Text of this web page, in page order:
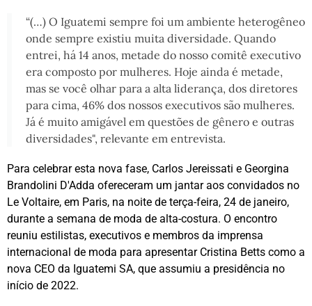
“(…) O Iguatemi sempre foi um ambiente heterogêneo
onde sempre existiu muita diversidade. Quando
entrei, há 14 anos, metade do nosso comitê executivo
era composto por mulheres. Hoje ainda é metade,
mas se você olhar para a alta liderança, dos diretores
para cima, 46% dos nossos executivos são mulheres.
Já é muito amigável em questões de gênero e outras
diversidades", relevante em entrevista.
Para celebrar esta nova fase, Carlos Jereissati e Georgina
Brandolini D'Adda ofereceram um jantar aos convidados no
Le Voltaire, em Paris, na noite de terça-feira, 24 de janeiro,
durante a semana de moda de alta-costura. O encontro
reuniu estilistas, executivos e membros da imprensa
internacional de moda para apresentar Cristina Betts como a
nova CEO da Iguatemi SA, que assumiu a presidência no
início de 2022.